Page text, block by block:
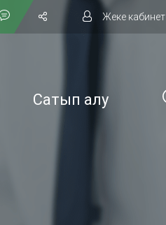
Жеке кабинет
Сатып алу